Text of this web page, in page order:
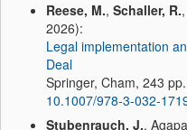
Reese, M., Schaller, R.,
2026):
Legal implementation
Deal
Springer, Cham, 243 pp.
10.1007/978-3-032-
Stubenrauch, J.,